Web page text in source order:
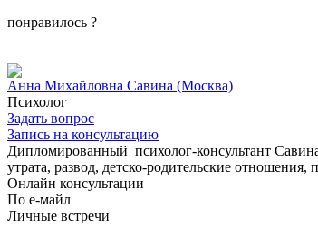
понравилось ?
Анна Михайловна Савина (Москва)
Психолог
Задать вопрос
Запись на консультацию
Дипломированный психолог-консультант
утрата, развод, детско-родительские
Онлайн консультации
По е-майл
Личные встречи